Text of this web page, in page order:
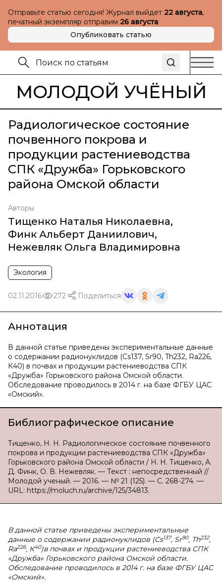
Отправьте статью сегодня! Журнал выйдет 22 августа,
печатный экземпляр отправим 26 августа
Опубликовать статью
МОЛОДОЙ УЧЁНЫЙ
Радиологическое состояние
почвенного покрова и
продукции растениеводства
СПК «Дружба» Горьковского
района Омской области
Авторы
Тищенко Наталья Николаевна,
Финк Альберт Даниилович,
Нежевляк Ольга Владимировна
Экология
02.11.2016 272 Поделиться
Аннотация
В данной статье приведены экспериментальные данные
о содержании радионуклидов (Cs137, Sr90, Th232, Ra226,
К40) в почвах и продукции растениеводства СПК
«Дружба» Горьковского района Омской области.
Обследование проводилось в 2014 г. на базе ФГБУ ЦАС
«Омский».
Библиографическое описание
Тищенко, Н. Н. Радиологическое состояние почвенного
покрова и продукции растениеводства СПК «Дружба»
Горьковского района Омской области / Н. Н. Тищенко, А.
Д. Финк, О. В. Нежевляк. — Текст : непосредственный //
Молодой ученый. — 2016. — № 21 (125). — С. 268-274. —
URL: https://moluch.ru/archive/125/34813.
В данной статье приведены экспериментальные
данные о содержании радионуклидов (Cs137, Sr90, Th232,
Ra226, К40)в почвах и продукции растениеводства СПК
«Дружба» Горьковского района Омской области.
Обследование проводилось в 2014 г. на базе ФГБУ ЦАС
«Омский».